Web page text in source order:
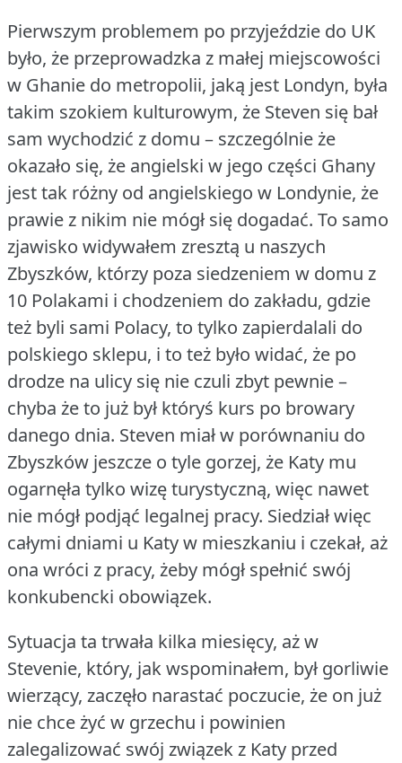
Pierwszym problemem po przyjeździe do UK
było, że przeprowadzka z małej miejscowości
w Ghanie do metropolii, jaką jest Londyn, była
takim szokiem kulturowym, że Steven się bał
sam wychodzić z domu – szczególnie że
okazało się, że angielski w jego części Ghany
jest tak różny od angielskiego w Londynie, że
prawie z nikim nie mógł się dogadać. To samo
zjawisko widywałem zresztą u naszych
Zbyszków, którzy poza siedzeniem w domu z
10 Polakami i chodzeniem do zakładu, gdzie
też byli sami Polacy, to tylko zapierdalali do
polskiego sklepu, i to też było widać, że po
drodze na ulicy się nie czuli zbyt pewnie –
chyba że to już był któryś kurs po browary
danego dnia. Steven miał w porównaniu do
Zbyszków jeszcze o tyle gorzej, że Katy mu
ogarnęła tylko wizę turystyczną, więc nawet
nie mógł podjąć legalnej pracy. Siedział więc
całymi dniami u Katy w mieszkaniu i czekał, aż
ona wróci z pracy, żeby mógł spełnić swój
konkubencki obowiązek.
Sytuacja ta trwała kilka miesięcy, aż w
Stevenie, który, jak wspominałem, był gorliwie
wierzący, zaczęło narastać poczucie, że on już
nie chce żyć w grzechu i powinien
zalegalizować swój związek z Katy przed